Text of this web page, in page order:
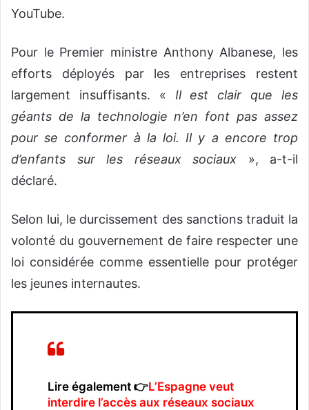
YouTube.
Pour le Premier ministre Anthony Albanese, les
efforts déployés par les entreprises restent
largement insuffisants. « Il est clair que les
géants de la technologie n’en font pas assez
pour se conformer à la loi. Il y a encore trop
d’enfants sur les réseaux sociaux », a-t-il
déclaré.
Selon lui, le durcissement des sanctions traduit la
volonté du gouvernement de faire respecter une
loi considérée comme essentielle pour protéger
les jeunes internautes.
Lire également 👉L’Espagne veut
interdire l’accès aux réseaux sociaux